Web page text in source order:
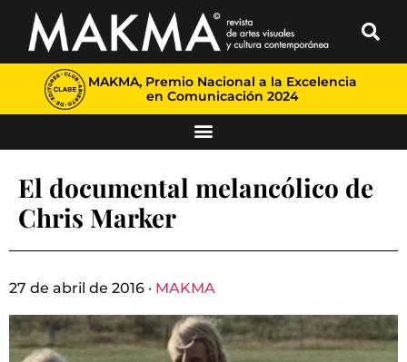
MAKMA, Premio Nacional a la Excelencia
en Comunicación 2024
El documental melancólico de
Chris Marker
27 de abril de 2016 · MAKMA